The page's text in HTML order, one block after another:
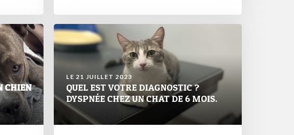
CHIEN
LE 21 JUILLET 2023
QUEL EST VOTRE DIAGNOSTIC ?
DYSPNÉE CHEZ UN CHAT DE 6 MOIS.